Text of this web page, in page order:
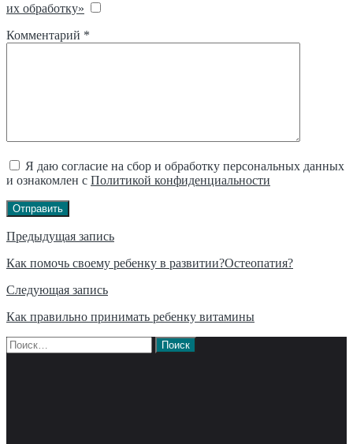
их обработку»
Комментарий *
Я даю согласие на сбор и обработку персональных данных
и ознакомлен с Политикой конфиденциальности
Отправить
Навигация
по
записям
Предыдущая запись
Как помочь своему ребенку в развитии?Остеопатия?
Следующая запись
Как правильно принимать ребенку витамины
Найти: